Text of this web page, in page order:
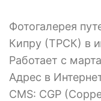
Фотогалерея
Кипру (ТРСК) в
Работает с
Адрес в
CMS: CGP